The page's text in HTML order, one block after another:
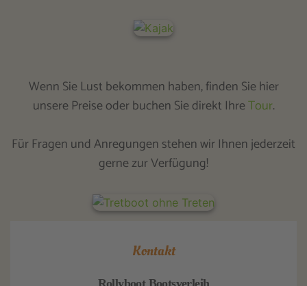
Wenn Sie Lust bekommen haben, finden Sie hier
unsere Preise oder buchen Sie direkt IhreTour.
Für Fragen und Anregungen stehen wir Ihnen jederzeit
gerne zur Verfügung!
Kontakt